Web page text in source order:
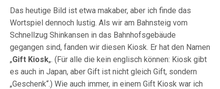
Das heutige Bild ist etwa makaber, aber ich finde das
Wortspiel dennoch lustig. Als wir am Bahnsteig vom
Schnellzug Shinkansen in das Bahnhofsgebäude
gegangen sind, fanden wir diesen Kiosk. Er hat den Namen
„Gift Kiosk„. (Für alle die kein englisch können: Kiosk gibt
es auch in Japan, aber Gift ist nicht gleich Gift, sondern
„Geschenk“.) Wie auch immer, in einem Gift Kiosk war ich